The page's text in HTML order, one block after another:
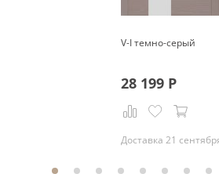
V-I темно-серый
28 199 Р
Доставка 21